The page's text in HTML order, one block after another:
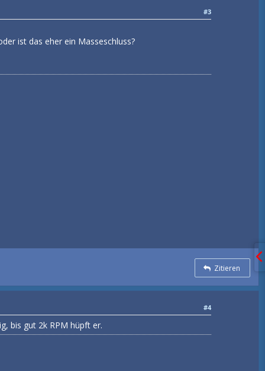
#3
ist das eher ein Masseschluss?
Zitieren
#4
bis gut 2k RPM hüpft er.